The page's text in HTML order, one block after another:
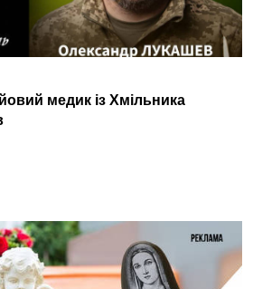
медик із Хмільника